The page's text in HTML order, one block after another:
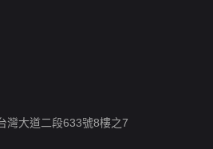
灣大道二段633號8樓之7